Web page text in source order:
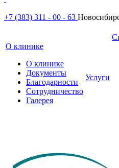
+7 (383) 311 - 00 - 63
О клинике
О клинике
Документы
Благодарности
Сотрудничество
Галерея
Услуги